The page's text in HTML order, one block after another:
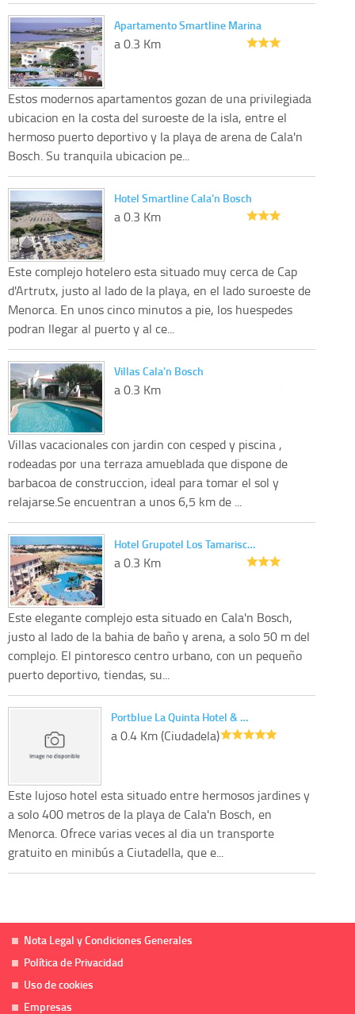
Apartamento Smartline Marina
a 0.3 Km
Estos modernos apartamentos gozan de una privilegiada
ubicacion en la costa del suroeste de la isla, entre el
hermoso puerto deportivo y la playa de arena de Cala'n
Bosch. Su tranquila ubicacion pe...
Hotel Smartline Cala'n Bosch
a 0.3 Km
Este complejo hotelero esta situado muy cerca de Cap
d'Artrutx, justo al lado de la playa, en el lado suroeste de
Menorca. En unos cinco minutos a pie, los huespedes
podran llegar al puerto y al ce...
Villas Cala'n Bosch
a 0.3 Km
Villas vacacionales con jardin con cesped y piscina ,
rodeadas por una terraza amueblada que dispone de
barbacoa de construccion, ideal para tomar el sol y
relajarse.Se encuentran a unos 6,5 km de ...
Hotel Grupotel Los Tamarisc…
a 0.3 Km
Este elegante complejo esta situado en Cala'n Bosch,
justo al lado de la bahia de baño y arena, a solo 50 m del
complejo. El pintoresco centro urbano, con un pequeño
puerto deportivo, tiendas, su...
Portblue La Quinta Hotel & …
a 0.4 Km (Ciudadela)
Este lujoso hotel esta situado entre hermosos jardines y
a solo 400 metros de la playa de Cala'n Bosch, en
Menorca. Ofrece varias veces al dia un transporte
gratuito en minibús a Ciutadella, que e...
Nota Legal y Condiciones Generales
Política de Privacidad
Uso de cookies
Empresas